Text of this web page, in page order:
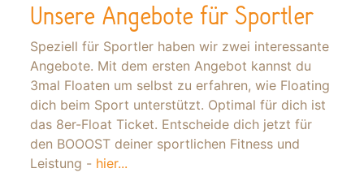
Unsere Angebote für Sportler
Speziell für Sportler haben wir zwei interessante
Angebote. Mit dem ersten Angebot kannst du
3mal Floaten um selbst zu erfahren, wie Floating
dich beim Sport unterstützt. Optimal für dich ist
das 8er-Float Ticket. Entscheide dich jetzt für
den BOOOST deiner sportlichen Fitness und
Leistung - hier...